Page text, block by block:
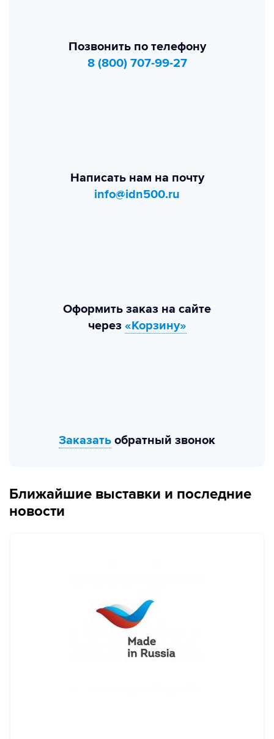
Позвонить по телефону
8 (800) 707-99-27
Написать нам на почту
info@idn500.ru
Оформить заказ на сайте
через «Корзину»
Заказать обратный звонок
Ближайшие выставки и последние
новости